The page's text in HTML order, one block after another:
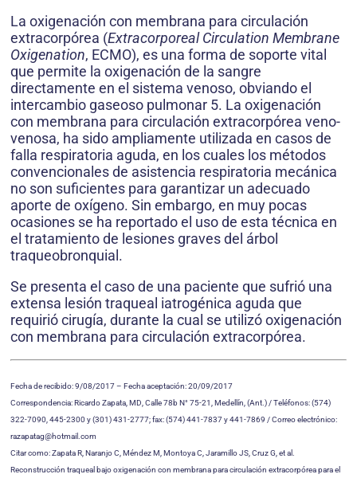
La oxigenación con membrana para circu­lación
extracorpórea (Extracorporeal Circulation Membrane
Oxigenation, ECMO), es una forma de soporte vital
que permite la oxigenación de la sangre
directamente en el sistema venoso, obviando el
intercambio gaseoso pulmonar 5. La oxigenación
con membrana para circulación extracorpórea veno-
venosa, ha sido amplia­mente utilizada en casos de
falla respiratoria aguda, en los cuales los métodos
convencio­nales de asistencia respiratoria mecánica
no son suficientes para garantizar un adecuado
aporte de oxígeno. Sin embargo, en muy pocas
ocasiones se ha reportado el uso de esta técnica en
el tratamiento de lesiones graves del árbol
traqueobronquial.
Se presenta el caso de una paciente que sufrió una
extensa lesión traqueal iatrogénica aguda que
requirió cirugía, durante la cual se utilizó oxigenación
con membrana para circulación extracorpórea.
Fecha de recibido: 9/08/2017 – Fecha aceptación: 20/09/2017
Correspondencia: Ricardo Zapata, MD, Calle 78b N° 75-21, Medellín, (Ant.) / Teléfonos: (574)
322-7090, 445-2300 y (301) 431-2777; fax: (574) 441-7837 y 441-7869 / Correo electrónico:
razapatag@hotmail.com
Citar como: Zapata R, Naranjo C, Méndez M, Montoya C, Jaramillo JS, Cruz G, et al.
Reconstrucción traqueal bajo oxigenación con membrana para circulación extracorpórea para el